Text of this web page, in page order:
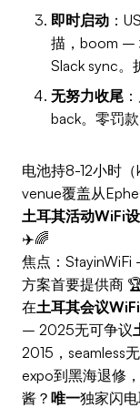
即时启动 ：
描，boom –
Slack sync。
无努力收尾
back。零罚
电池持8-12小时
venue覆盖从
土耳其活动WiFi
✈️🌈
焦点：
方案首要提供商
在土耳其会议
– 2025无可争议
2015，seamless
expo到黑海退修
酱？ 唯一独家闪